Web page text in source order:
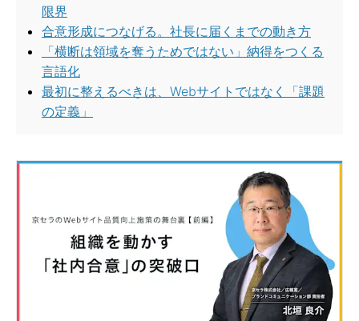
限界
合意形成につなげる。社長に届くまでの動き方
「横断は領域を奪うためではない」納得をつくる
言語化
最初に整えるべきは、Webサイトではなく「課題
の定義」